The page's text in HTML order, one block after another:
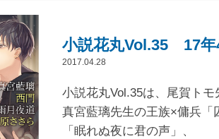
小説花丸Vol.35 17年
2017.04.28
小説花丸Vol.35は、尾賀ト
真宮藍璃先生の王族×傭兵「
「眠れぬ夜に君の声」、